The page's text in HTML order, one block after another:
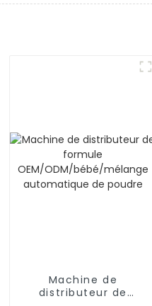
Machine de
distributeur de